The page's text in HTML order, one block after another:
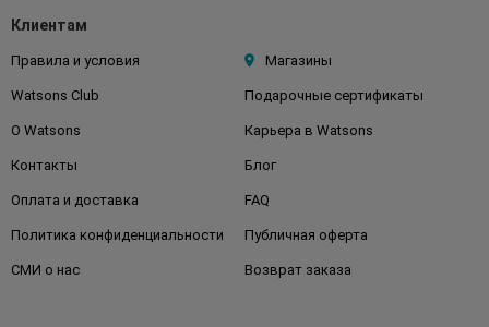
Клиентам
Правила и условия Магазины
Watsons Club Подарочные сертификаты
О Watsons Карьера в Watsons
Контакты Блог
Оплата и доставка FAQ
Политика конфиденциальности Публичная оферта
СМИ о нас Возврат заказа